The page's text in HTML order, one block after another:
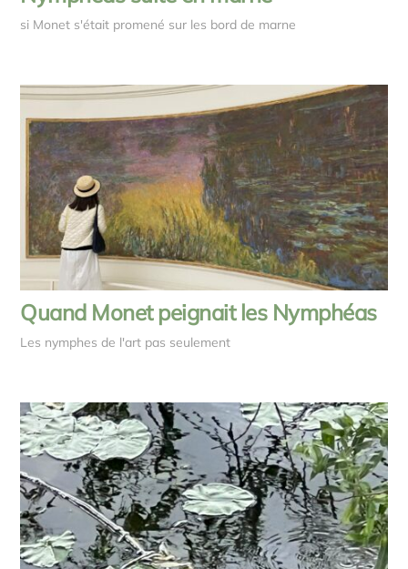
si Monet s'était promené sur les bord de marne
Quand Monet peignait les Nymphéas
Les nymphes de l'art pas seulement